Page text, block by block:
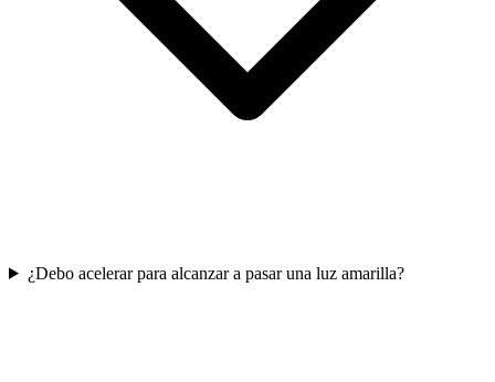
¿Debo acelerar para alcanzar a pasar una luz amarilla?